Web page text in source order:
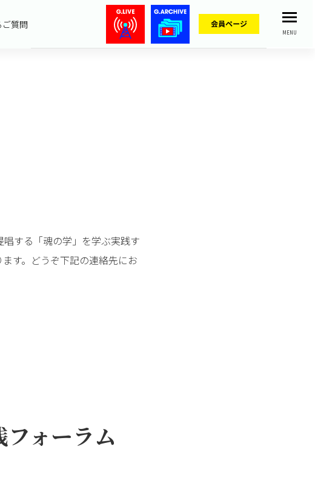
ご質問
MENU
する「魂の学」を学ぶ実践す
す。どうぞ下記の連絡先にお
ォーラム